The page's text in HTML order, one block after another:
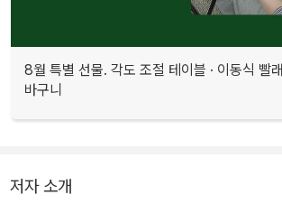
8월 특별 선물. 각도 조절 테이블 · 이동식 빨래
바구니
저자 소개